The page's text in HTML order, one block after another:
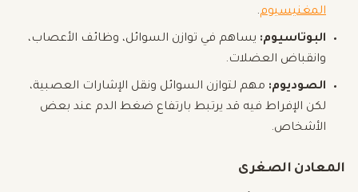
المغنيسيوم.
البوتاسيوم: يساهم في توازن السوائل، وظائف الأعصاب،
وانقباض العضلات.
الصوديوم: مهم لتوازن السوائل ونقل الإشارات العصبية،
لكن الإفراط فيه قد يرتبط بارتفاع ضغط الدم عند بعض
الأشخاص.
المعادن الصغرى